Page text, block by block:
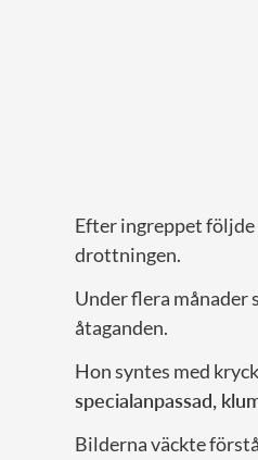
Efter ingreppet följde
drottningen.
Under flera månader
åtaganden.
Hon syntes med
specialanpassad,
Bilderna väckte